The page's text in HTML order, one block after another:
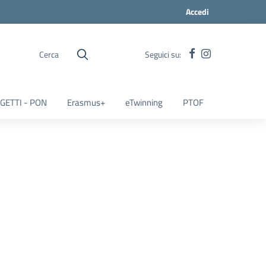
Accedi
Cerca Seguici su:
- PON Erasmus+ eTwinning PTOF